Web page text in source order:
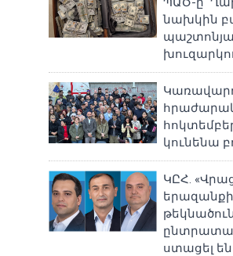
նախկին
կունենա
ԿԸՀ.
ստացել են